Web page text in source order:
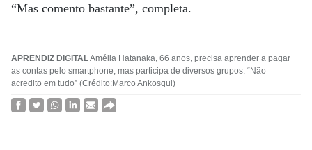
“Mas comento bastante”, completa.
APRENDIZ DIGITALAmélia Hatanaka, 66 anos, precisa aprender a pagar
as contas pelo smartphone, mas participa de diversos grupos: “Não
acredito em tudo” (Crédito:Marco Ankosqui)